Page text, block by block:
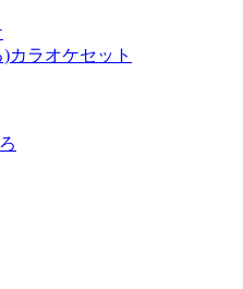
カラオケセット